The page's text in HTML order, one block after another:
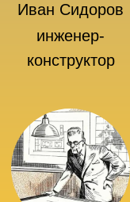
Иван Сидоров
инженер-
конструктор